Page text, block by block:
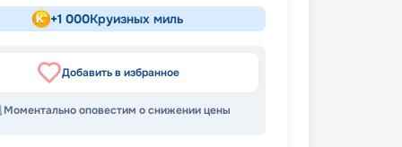
+1 000Круизных миль
Добавить в избранное
Моментально оповестим о снижении цены